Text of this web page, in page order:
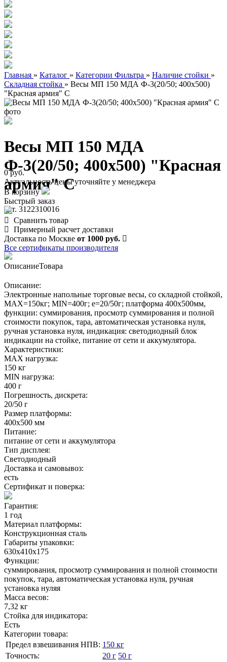
Главная » Каталог » Категории Фильтра » Наличие стойки »
Складная стойка » Весы МП 150 МДА Ф-3(20/50; 400х500)
"Красная армия" C
Весы МП 150 МДА
Ф-3(20/50; 400х500) "Красная
армия" C
арт. 3122310016
0 руб.
Актуальность цены уточняйте у менеджера
В корзину
Быстрый заказ
Сравнить товар
Примерный расчет доставки
Доставка по Москве от 1000 руб.
Все сертификаты производителя
ОписаниеТовара
Описание:
Электронные напольные торговые весы, со складной стойкой,
MAX=150кг; MIN=400г; e=20/50г; платформа 400х500мм,
функции: суммирования, просмотр суммирования и полной
стоимости покупок, тара, автоматическая установка нуля,
ручная установка нуля, индикация: светодиодный блок
индикации на стойке, питание от сети и аккумулятора.
Характеристики:
MAX нагрузка:
150 кг
MIN нагрузка:
400 г
Погрешность, дискрета:
20/50 г
Размер платформы:
400х500 мм
Питание:
питание от сети и аккумулятора
Тип дисплея:
Светодиодный
Доставка и самовывоз:
есть
Сертификат и поверка:
Гарантия:
1 год
Материал платформы:
Конструкционная сталь
Габариты упаковки:
630х410х175
Функции:
суммирования, просмотр суммирования и полной стоимости
покупок, тара, автоматическая установка нуля, ручная
установка нуляя
Масса весов:
7,32 кг
Стойка для индикатора:
Есть
Категории товара:
Предел взвешивания НПВ: 150 кг
Точность:
20 г 50 г